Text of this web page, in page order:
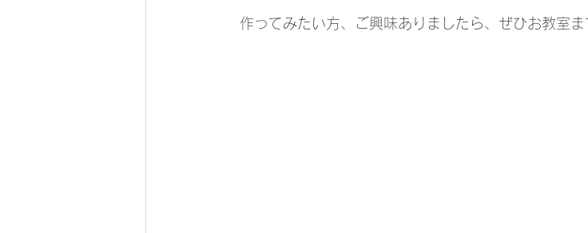
作ってみたい方、ご興味ありましたら、ぜひお教室ま